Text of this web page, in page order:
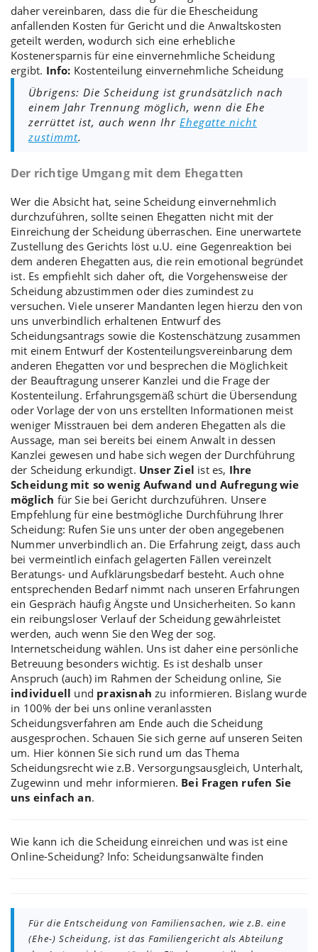
daher vereinbaren, dass die für die Ehescheidung
anfallenden Kosten für Gericht und die Anwaltskosten
geteilt werden, wodurch sich eine erhebliche
Kostenersparnis für eine einvernehmliche Scheidung
ergibt. Info: Kostenteilung einvernehmliche Scheidung
Übrigens: Die Scheidung ist grundsätzlich nach
einem Jahr Trennung möglich, wenn die Ehe
zerrüttet ist, auch wenn Ihr Ehegatte nicht
zustimmt.
Der richtige Umgang mit dem Ehegatten
Wer die Absicht hat, seine Scheidung einvernehmlich
durchzuführen, sollte seinen Ehegatten nicht mit der
Einreichung der Scheidung überraschen. Eine unerwartete
Zustellung des Gerichts löst u.U. eine Gegenreaktion bei
dem anderen Ehegatten aus, die rein emotional begründet
ist. Es empfiehlt sich daher oft, die Vorgehensweise der
Scheidungabzustimmen oder dies zumindest zu
versuchen. Viele unserer Mandanten legen hierzu den von
uns unverbindlich erhaltenen Entwurf des
Scheidungsantrags sowie die Kostenschätzung zusammen
mit einem Entwurf der Kostenteilungsvereinbarung dem
anderen Ehegatten vor und besprechen die Möglichkeit
der Beauftragung unserer Kanzlei und die Frage der
Kostenteilung. Erfahrungsgemäß schürt die Übersendung
oder Vorlage der von uns erstellten Informationen meist
weniger Misstrauen bei dem anderen Ehegatten als die
Aussage, man sei bereits bei einem Anwalt in dessen
Kanzlei gewesen und habe sich wegen der Durchführung
der Scheidung erkundigt. Unser Ziel ist es, Ihre
Scheidung mit so wenig Aufwand und Aufregung wie
möglich für Sie bei Gericht durchzuführen. Unsere
Empfehlung für eine bestmögliche Durchführung Ihrer
Scheidung: Rufen Sie uns unter der oben angegebenen
Nummer unverbindlich an. Die Erfahrung zeigt, dass auch
bei vermeintlich einfach gelagerten Fällen vereinzelt
Beratungs- und Aufklärungsbedarf besteht. Auch ohne
entsprechenden Bedarf nimmt nach unseren Erfahrungen
ein Gespräch häufig Ängste und Unsicherheiten. So kann
ein reibungsloser Verlauf der Scheidung gewährleistet
werden, auch wenn Sie den Weg der sog.
Internetscheidung wählen. Uns ist daher eine persönliche
Betreuung besonders wichtig. Es ist deshalb unser
Anspruch (auch) im Rahmen der Scheidung online, Sie
individuell und praxisnah zu informieren. Bislang wurde
in 100% der bei uns online veranlassten
Scheidungsverfahren am Ende auch die Scheidung
ausgesprochen. Schauen Sie sich gerne auf unseren Seiten
um. Hier können Sie sich rund um das Thema
Scheidungsrecht wie z.B. Versorgungsausgleich, Unterhalt,
Zugewinn und mehr informieren. Bei Fragen rufen Sie
uns einfach an.
Wie kann ich dieScheidung einreichen und was ist eine
Online-Scheidung? Info: Scheidungsanwälte finden
Für die Entscheidung von Familiensachen, wie z.B. eine
(Ehe-) Scheidung, ist das Familiengericht als Abteilung